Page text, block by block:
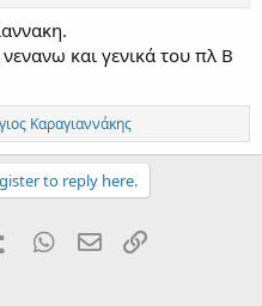
και γενικά του πλ Β
Καραγιαννάκης
to reply here.
Tumblr WhatsApp
Email